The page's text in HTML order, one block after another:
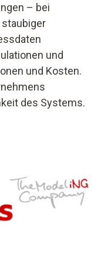
– bei
staubiger
und
und Kosten.
des Systems.